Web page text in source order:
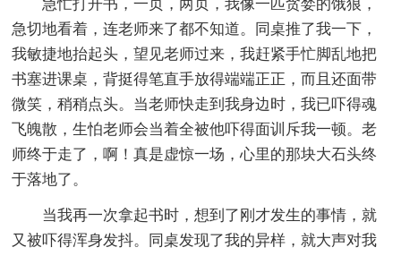
急忙打开书，一页，两页，我像一匹贪婪的饿狼，
急切地看着，连老师来了都不知道。同桌推了我一下，
我敏捷地抬起头，望见老师过来，我赶紧手忙脚乱地把
书塞进课桌，背挺得笔直手放得端端正正，而且还面带
微笑，稍稍点头。当老师快走到我身边时，我已吓得魂
飞魄散，生怕老师会当着全被他吓得面训斥我一顿。老
师终于走了，啊！真是虚惊一场，心里的那块大石头终
于落地了。
当我再一次拿起书时，想到了刚才发生的事情，就
又被吓得浑身发抖。同桌发现了我的异样，就大声对我